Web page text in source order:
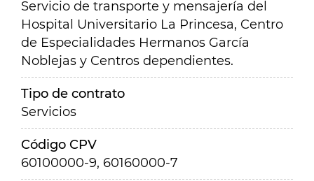
Servicio de transporte y mensajería del
Hospital Universitario La Princesa, Centro
de Especialidades Hermanos García
Noblejas y Centros dependientes.
Tipo de contrato
Servicios
Código CPV
60100000-9, 60160000-7